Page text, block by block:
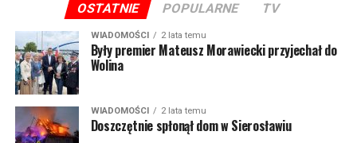
OSTATNIE POPULARNE TV
WIADOMOŚCI 2 lata temu
Były premier Mateusz Morawiecki przyjechał do
Wolina
WIADOMOŚCI 2 lata temu
Doszczętnie spłonął dom w Sierosławiu